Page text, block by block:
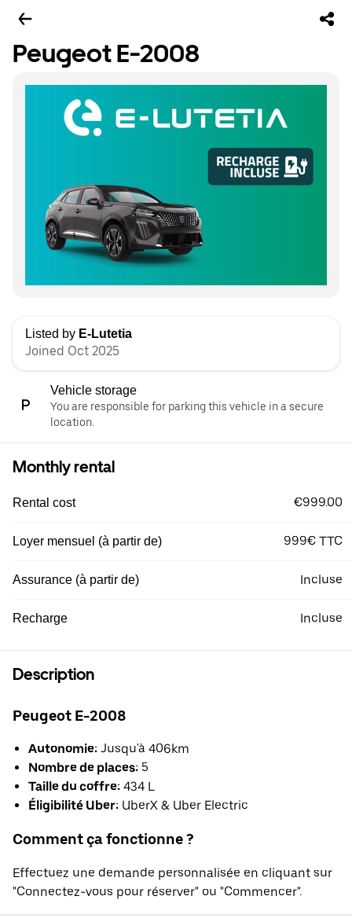
Peugeot E-2008
Listed by E-Lutetia
Joined Oct 2025
Vehicle storage
You are responsible for parking this vehicle in a secure
location.
Monthly rental
Rental cost €999.00
Loyer mensuel (à partir de) 999€ TTC
Assurance (à partir de) Incluse
Recharge Incluse
Description
Peugeot E-2008
Autonomie: Jusqu'à 406km
Nombre de places: 5
Taille du coffre: 434 L
Éligibilité Uber: UberX & Uber Electric
Comment ça fonctionne ?
Effectuez une demande personnalisée en cliquant sur
"Connectez-vous pour réserver" ou "Commencer".